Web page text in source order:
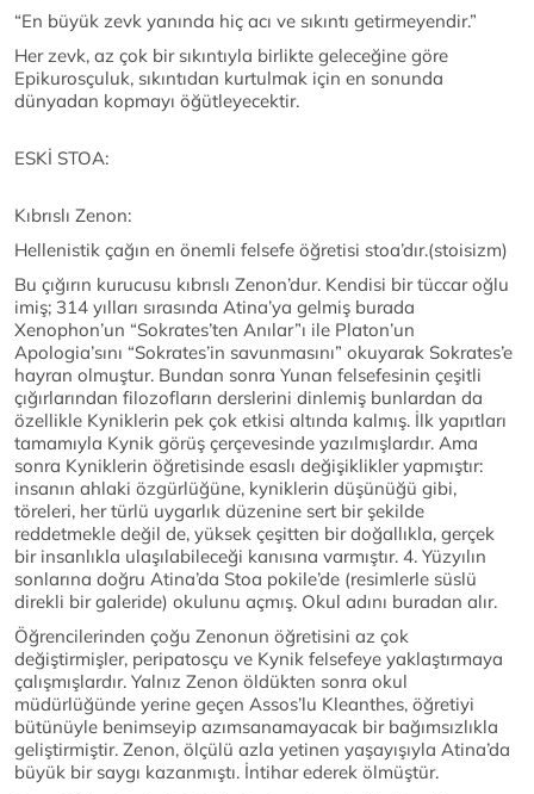
“En büyük zevk yanında hiç acı ve sıkıntı getirmeyendir.”
Her zevk, az çok bir sıkıntıyla birlikte geleceğine göre
Epikurosçuluk, sıkıntıdan kurtulmak için en sonunda
dünyadan kopmayı öğütleyecektir.
ESKİ STOA:
Kıbrıslı Zenon:
Hellenistik çağın en önemli felsefe öğretisi stoa’dır.(stoisizm)
Bu çığırın kurucusu kıbrıslı Zenon’dur. Kendisi bir tüccar oğlu
imiş; 314 yılları sırasında Atina’ya gelmiş burada
Xenophon’un “Sokrates’ten Anılar”ı ile Platon’un
Apologia’sını “Sokrates’in savunmasını” okuyarak Sokrates’e
hayran olmuştur. Bundan sonra Yunan felsefesinin çeşitli
çığırlarından filozofların derslerini dinlemiş bunlardan da
özellikle Kyniklerin pek çok etkisi altında kalmış. İlk yapıtları
tamamıyla Kynik görüş çerçevesinde yazılmışlardır. Ama
sonra Kyniklerin öğretisinde esaslı değişiklikler yapmıştır:
insanın ahlaki özgürlüğüne, kyniklerin düşünüğü gibi,
töreleri, her türlü uygarlık düzenine sert bir şekilde
reddetmekle değil de, yüksek çeşitten bir doğallıkla, gerçek
bir insanlıkla ulaşılabileceği kanısına varmıştır. 4. Yüzyılın
sonlarına doğru Atina’da Stoa pokile’de (resimlerle süslü
direkli bir galeride) okulunu açmış. Okul adını buradan alır.
Öğrencilerinden çoğu Zenonun öğretisini az çok
değiştirmişler, peripatosçu ve Kynik felsefeye yaklaştırmaya
çalışmışlardır. Yalnız Zenon öldükten sonra okul
müdürlüğünde yerine geçen Assos’lu Kleanthes, öğretiyi
bütünüyle benimseyip azımsanamayacak bir bağımsızlıkla
geliştirmiştir. Zenon, ölçülü azla yetinen yaşayışıyla Atina’da
büyük bir saygı kazanmıştı. İntihar ederek ölmüştür.